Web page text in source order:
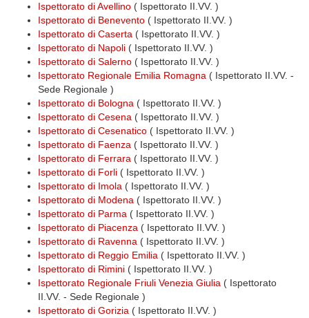
Ispettorato di Avellino ( Ispettorato II.VV. )
Ispettorato di Benevento ( Ispettorato II.VV. )
Ispettorato di Caserta ( Ispettorato II.VV. )
Ispettorato di Napoli ( Ispettorato II.VV. )
Ispettorato di Salerno ( Ispettorato II.VV. )
Ispettorato Regionale Emilia Romagna ( Ispettorato II.VV. -
Sede Regionale )
Ispettorato di Bologna ( Ispettorato II.VV. )
Ispettorato di Cesena ( Ispettorato II.VV. )
Ispettorato di Cesenatico ( Ispettorato II.VV. )
Ispettorato di Faenza ( Ispettorato II.VV. )
Ispettorato di Ferrara ( Ispettorato II.VV. )
Ispettorato di Forli ( Ispettorato II.VV. )
Ispettorato di Imola ( Ispettorato II.VV. )
Ispettorato di Modena ( Ispettorato II.VV. )
Ispettorato di Parma ( Ispettorato II.VV. )
Ispettorato di Piacenza ( Ispettorato II.VV. )
Ispettorato di Ravenna ( Ispettorato II.VV. )
Ispettorato di Reggio Emilia ( Ispettorato II.VV. )
Ispettorato di Rimini ( Ispettorato II.VV. )
Ispettorato Regionale Friuli Venezia Giulia ( Ispettorato
II.VV. - Sede Regionale )
Ispettorato di Gorizia ( Ispettorato II.VV. )